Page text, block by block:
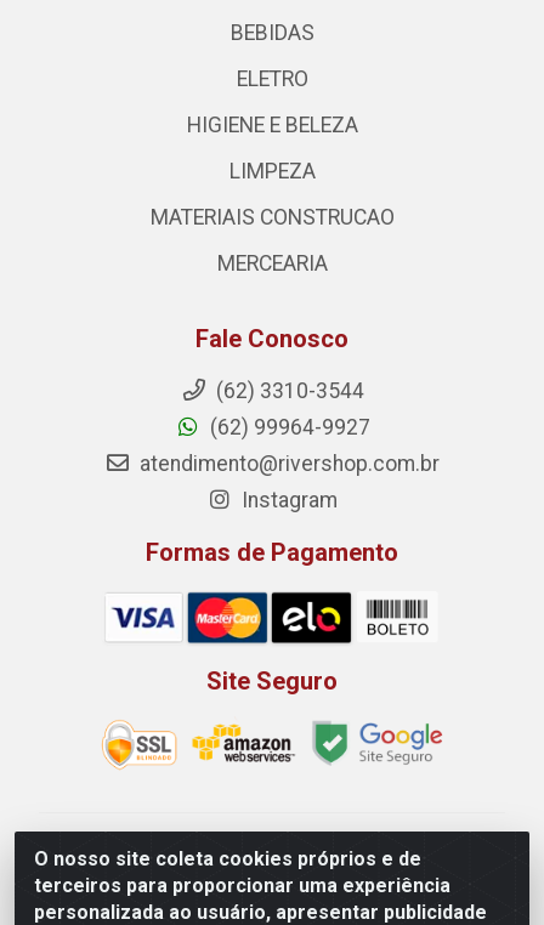
O nosso site coleta cookies próprios e de
terceiros para proporcionar uma experiência
personalizada ao usuário, apresentar publicidade
BEBIDAS
ELETRO
HIGIENE E BELEZA
LIMPEZA
MATERIAIS CONSTRUCAO
MERCEARIA
Fale Conosco
(62) 3310-3544
(62) 99964-9927
atendimento@rivershop.com.br
Instagram
Formas de Pagamento
Site Seguro
Rio Vermelho Distribuição de Alimentos LTDA - Rodovia
BR, 153, KM 52 N 00 QD 00 LT 16 - Bairro Jardim
Eldorado, Anápolis/GO - CEP 75.045-190 - CNPJ